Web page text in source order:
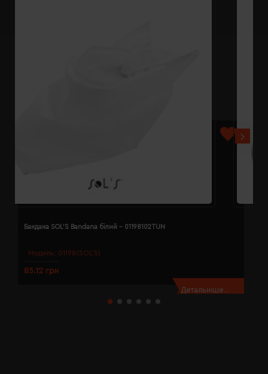
Модель: 01198(SOL’S)
Бандана SOL'S Bandana білий - 01198102TUN
85.12 грн
Детальніше...